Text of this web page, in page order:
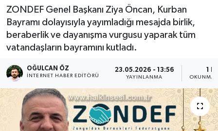
ZONDEF Genel Başkanı Ziya Öncan, Kurban
Bayramı dolayısıyla yayımladığı mesajda birlik,
beraberlik ve dayanışma vurgusu yaparak tüm
vatandaşların bayramını kutladı.
OĞULCAN ÖZ
İNTERNET HABER EDITÖRÜ
23.05.2026 - 13:56
YAYINLANMA
1
OKUNMA
Bartın
Karabük
Devrek
Bolu
ÇEVRE
Haber Arşivi